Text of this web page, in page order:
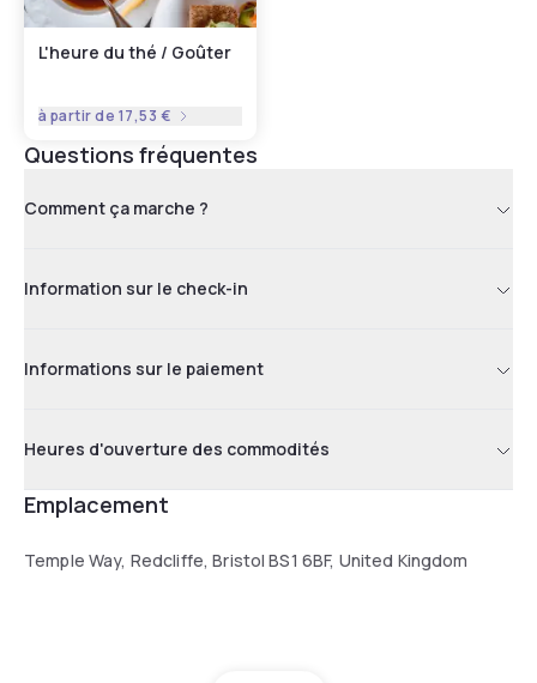
L'heure du thé / Goûter
à partir de 17,53 €
Questions fréquentes
Comment ça marche ?
Information sur le check-in
Informations sur le paiement
Heures d'ouverture des commodités
Emplacement
Temple Way, Redcliffe, Bristol BS1 6BF, United Kingdom